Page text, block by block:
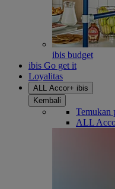
ibis budget
ibis Go get it
Loyalitas
ALL Accor+ ibis
Kembali
Temukan
ALL